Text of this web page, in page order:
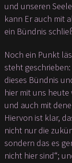
und unseren
kann Er auch mit
ein Bündnis
Noch ein Punkt
steht
dieses Bündnis
hier mit uns heute
und auch mit
Hiervon ist klar,
nicht nur die
sondern das es
nicht hier sind“;